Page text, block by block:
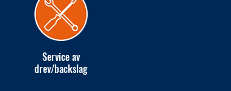
Service av
drev/backslag